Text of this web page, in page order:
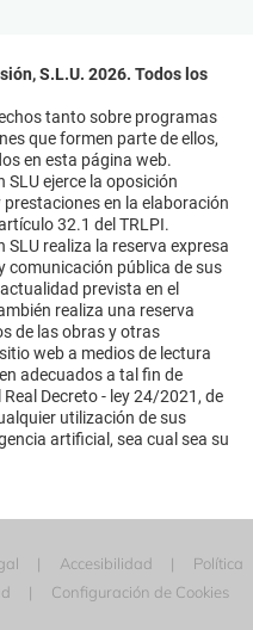
S.L.U. 2026. Todos los
tanto sobre programas
que formen parte de ellos,
en esta página web.
ejerce la oposición
en la elaboración
32.1 del TRLPI.
realiza la reserva expresa
comunicación pública de sus
prevista en el
realiza una reserva
de las obras y otras
web a medios de lectura
adecuados a tal fin de
Decreto - ley 24/2021, de
utilización de sus
artificial, sea cual sea su
Accesibilidad
Política
Configuración de Cookies